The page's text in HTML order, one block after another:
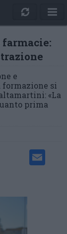
farmacie:
e
si
«La
prima